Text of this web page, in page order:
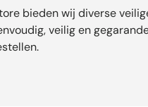
bieden wij diverse
veilig en